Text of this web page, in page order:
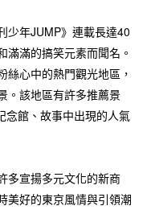
少年JUMP》連載長達40
滿滿的搞笑元素而聞名。
絲心中的熱門觀光地區，
。該地區有許多推薦景
念館、故事中出現的人氣
多宣揚多元文化的新商
美好的東京風情與引領潮